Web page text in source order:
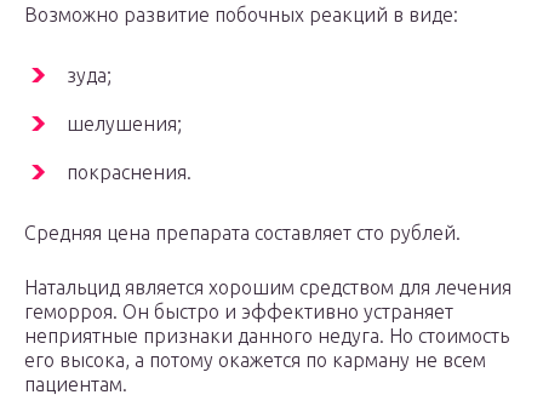
Возможно развитие побочных реакций в виде:
зуда;
шелушения;
покраснения.
Средняя цена препарата составляет сто рублей.
Натальцид является хорошим средством для лечения
геморроя. Он быстро и эффективно устраняет
неприятные признаки данного недуга. Но стоимость
его высока, а потому окажется по карману не всем
пациентам.